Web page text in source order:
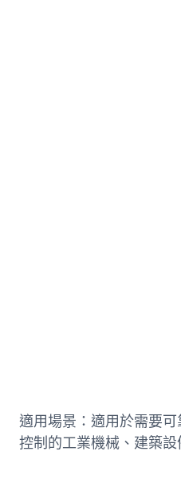
適用場景：適用於需要
控制的工業機械、建築